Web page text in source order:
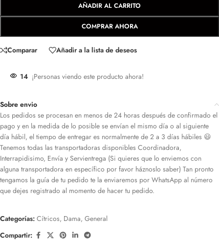
AÑADIR AL CARRITO
COMPRAR AHORA
Comparar Añadir a la lista de deseos
14 ¡Personas viendo este producto ahora!
Sobre envio
Los pedidos se procesan en menos de 24 horas después de confirmado el
pago y en la medida de lo posible se envían el mismo día o al siguiente
día hábil, el tiempo de entregar es normalmente de 2 a 3 días hábiles 😃
Tenemos todas las transportadoras disponibles Coordinadora,
Interrapidisimo, Envía y Servientrega (Si quieres que lo enviemos con
alguna transportadora en específico por favor háznoslo saber) Tan pronto
tengamos la guía de tu pedido te la enviaremos por WhatsApp al número
que dejes registrado al momento de hacer tu pedido.
Categorías: Cítricos, Dama, General
Compartir: